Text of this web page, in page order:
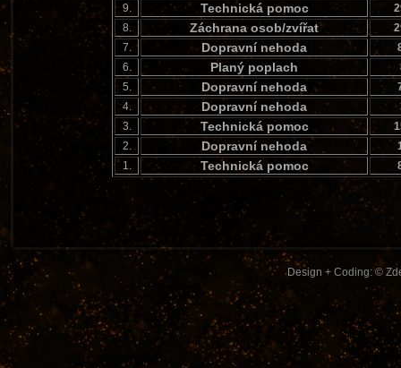
9.
Technická pomoc
8.
Záchrana osob/zvířat
7.
Dopravní nehoda
6.
Planý poplach
5.
Dopravní nehoda
4.
Dopravní nehoda
3.
Technická pomoc
2.
Dopravní nehoda
1.
Technická pomoc
Design + Coding: ©